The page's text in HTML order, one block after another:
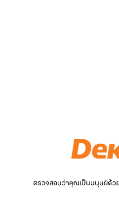
ตรวจสอบว่าคุณเป็นมนุษย์ด้ว